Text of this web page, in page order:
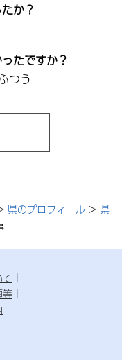
か？
たですか？
つう
県のプロフィール > 県
等